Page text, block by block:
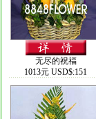
无尽的祝福
1013元 USD$:151